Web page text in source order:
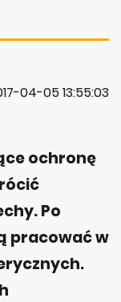
04-05 13:55:03
ochronę
Po
pracować w